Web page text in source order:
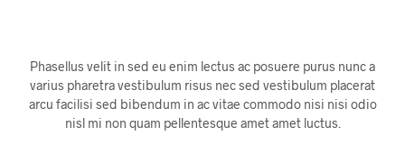
Phasellus velit in sed eu enim lectus ac posuere purus nunc a
varius pharetra vestibulum risus nec sed vestibulum placerat
arcu facilisi sed bibendum in ac vitae commodo nisi nisi odio
nisl mi non quam pellentesque amet amet luctus.